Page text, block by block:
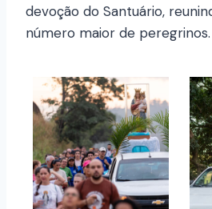
devoção do Santuário,
número maior de peregrinos.